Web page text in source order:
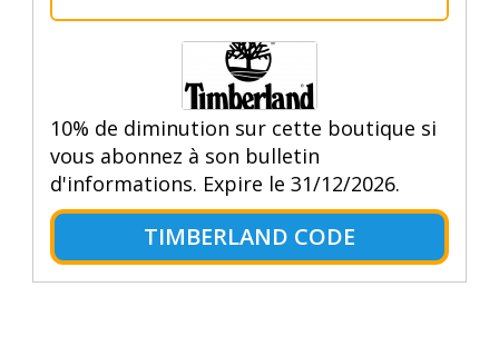
10% de diminution sur cette boutique si
vous abonnez à son bulletin
d'informations. Expire le 31/12/2026.
TIMBERLAND CODE